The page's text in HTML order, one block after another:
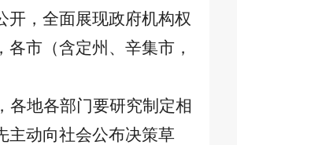
开，全面展现政府机构权
市（含定州、辛集市，
各地各部门要研究制定相
主动向社会公布决策草